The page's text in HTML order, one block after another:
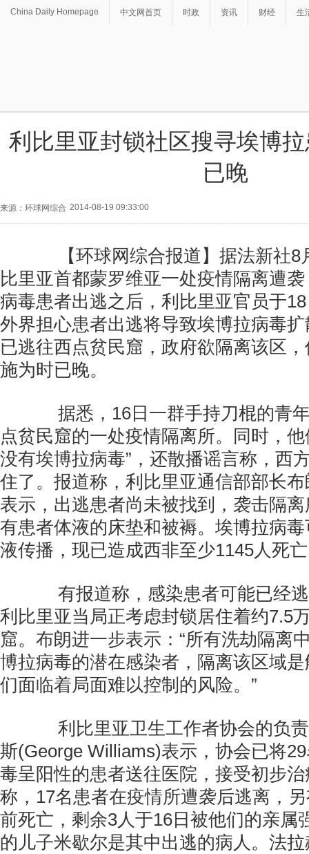
China Daily Homepage 中文网首页 时政 资讯 财经 生
利比里亚封锁社区搜寻埃博
已晚
来源：环球网综合 2014-08-19 09:33:00
【环球网综合报道】据法新社8
比里亚首都蒙罗维亚一处疫情隔离遭
病毒患者出逃之后，利比里亚官员于
外界担心患者出逃将导致埃博拉病毒
已逃往西点贫民窟，政府欲隔离该区
施为时已晚。
据悉，16日一群手持刀棍的青年
点贫民窟的一处疫情隔离所。同时，
没有埃博拉病毒”，还散播谣言称，西
住了。报道称，利比里亚通信部部长
表示，出逃患者尚未被找到，袭击隔
有患者体液的床垫和被褥。埃博拉病
液传播，现已造成西非至少1145人死
有报道称，感染患者可能已经逃
利比里亚当局正考虑封锁居住着约7.5
窟。布朗进一步表示：“所有洗劫隔离
博拉病毒的潜在感染者，隔离该区域
们面临着局面难以控制的风险。”
利比里亚卫生工作者协会的负责
斯(George Williams)表示，协会已将
毒呈阳性的患者送往医院，接受初步
称，17名患者在疫情所遭袭后逃离，
前死亡，剩余3人于16日被他们的亲属
的儿子米歇尔是其中出逃的病人。法